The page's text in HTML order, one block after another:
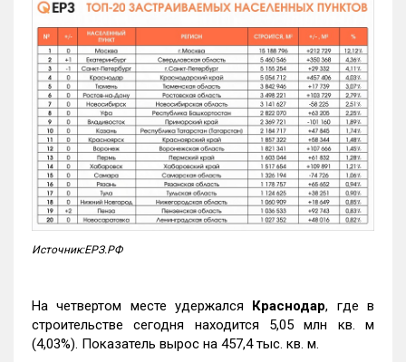
Источник:ЕРЗ.РФ
На четвертом месте удержался Краснодар, где в
строительстве сегодня находится 5,05 млн кв. м
(4,03%). Показатель вырос на 457,4 тыс. кв. м.